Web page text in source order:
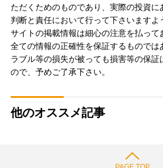
ただくためのものであり、実際の投資
判断と責任において行って下さいますよ
サイトの掲載情報は細心の注意を払って
全ての情報の正確性を保証するものでは
ラブル等の損失が被っても損害等の保証
ので、予めご了承下さい。
他のオススメ記事